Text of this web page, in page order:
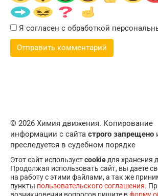
Я согласен с обработкой
© 2026 Химия движения. Копирование
информации с сайта строго запрещено
преследуется в судебном порядке
Этот сайт используетcookie для хранения
Продолжая использовать сайт, вы даете
на работу с этими файлами, а так же
пункты пользовательского соглашения.
возникновении вопросов пишите вформу